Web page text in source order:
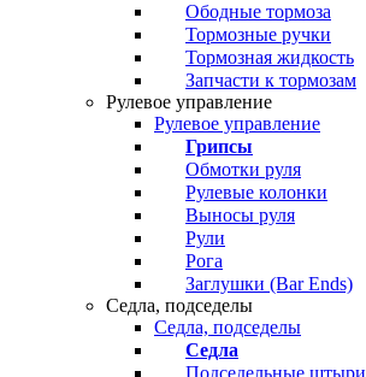
Ободные тормоза
Тормозные ручки
Тормозная жидкость
Запчасти к тормозам
Рулевое управление
Рулевое управление
Грипсы
Обмотки руля
Рулевые колонки
Выносы руля
Рули
Рога
Заглушки (Bar Ends)
Седла, подседелы
Седла, подседелы
Седла
Подседельные штыри